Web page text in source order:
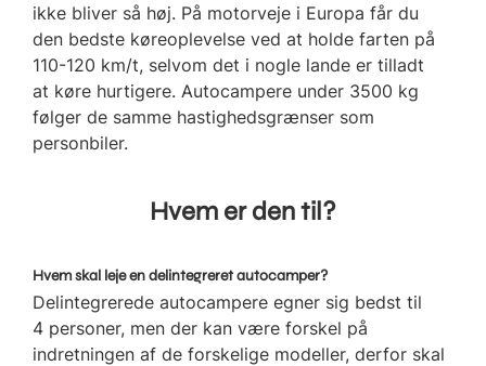
ikke bliver så høj. På motorveje i Europa får du
den bedste køreoplevelse ved at holde farten på
110-120 km/t, selvom det i nogle lande er tilladt
at køre hurtigere. Autocampere under 3500 kg
følger de samme hastighedsgrænser som
personbiler.
Hvem er den til?
Hvem skal leje en delintegreret autocamper?
Delintegrerede autocampere egner sig bedst til
4 personer, men der kan være forskel på
indretningen af de forskelige modeller, derfor skal